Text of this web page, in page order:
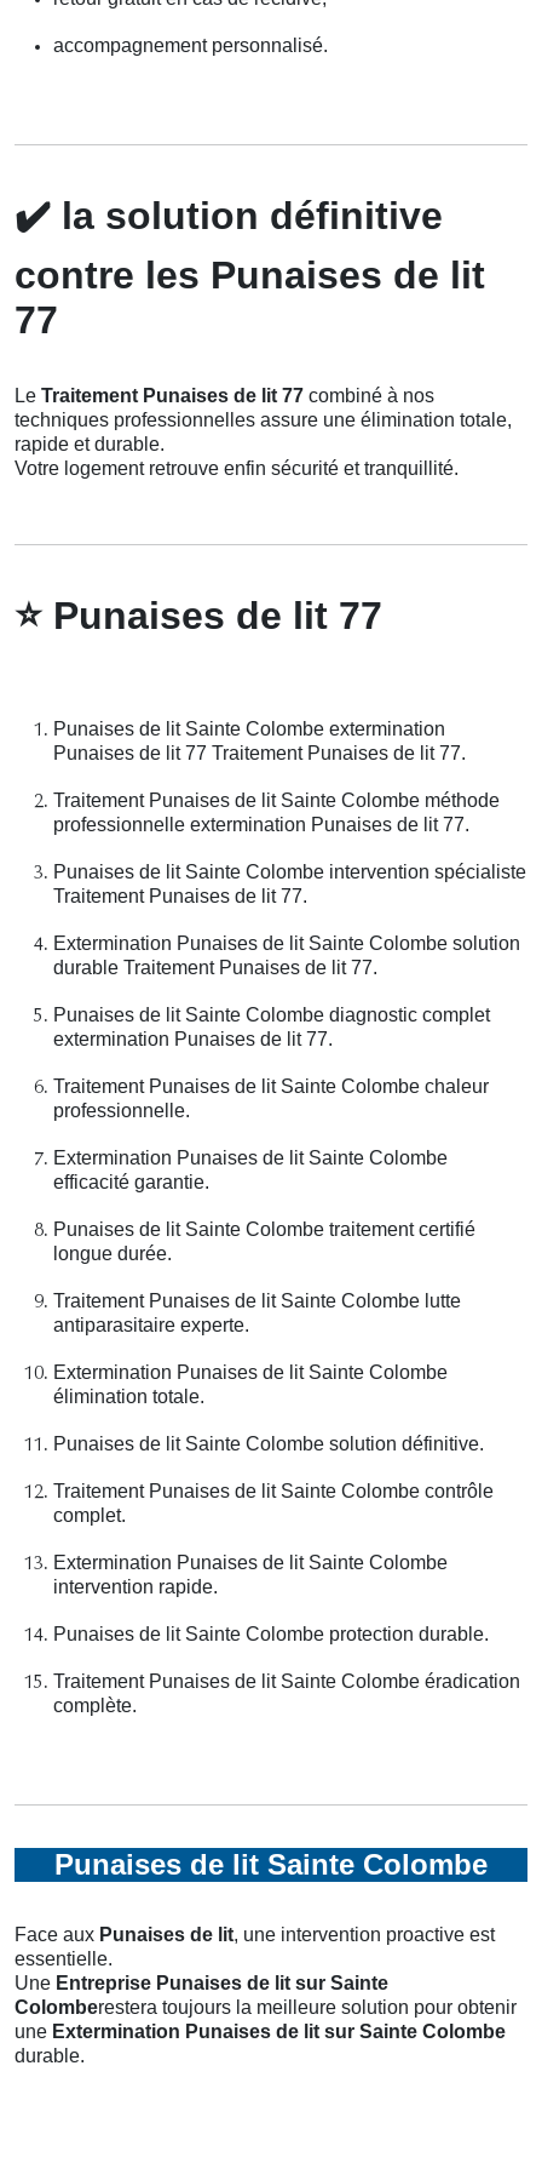
accompagnement personnalisé.
✔️ la solution définitive
contre les Punaises de lit
77
Le Traitement Punaises de lit 77 combiné à nos
techniques professionnelles assure une élimination totale,
rapide et durable.
Votre logement retrouve enfin sécurité et tranquillité.
⭐Punaises de lit 77
Punaises de lit Sainte Colombe extermination
Punaises de lit 77 Traitement Punaises de lit 77.
Traitement Punaises de lit Sainte Colombe méthode
professionnelle extermination Punaises de lit 77.
Punaises de lit Sainte Colombe intervention spécialiste
Traitement Punaises de lit 77.
Extermination Punaises de lit Sainte Colombe solution
durable Traitement Punaises de lit 77.
Punaises de lit Sainte Colombe diagnostic complet
extermination Punaises de lit 77.
Traitement Punaises de lit Sainte Colombe chaleur
professionnelle.
Extermination Punaises de lit Sainte Colombe
efficacité garantie.
Punaises de lit Sainte Colombe traitement certifié
longue durée.
Traitement Punaises de lit Sainte Colombe lutte
antiparasitaire experte.
Extermination Punaises de lit Sainte Colombe
élimination totale.
Punaises de lit Sainte Colombe solution définitive.
Traitement Punaises de lit Sainte Colombe contrôle
complet.
Extermination Punaises de lit Sainte Colombe
intervention rapide.
Punaises de lit Sainte Colombe protection durable.
Traitement Punaises de lit Sainte Colombe éradication
complète.
Punaises de lit Sainte Colombe
Face aux Punaises de lit, une intervention proactive est
essentielle.
Une Entreprise Punaises de lit sur Sainte
Colomberestera toujours la meilleure solution pour obtenir
une Extermination Punaises de lit sur Sainte Colombe
durable.